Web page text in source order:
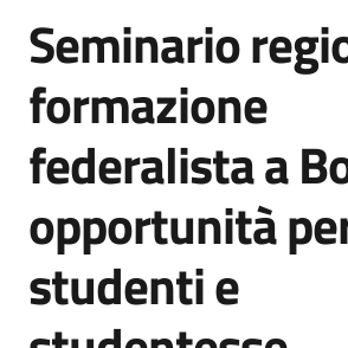
Servizi
Leggi,
atti
e
bandi
Piani,
programmi
e
Salta al contenuto
Seminario
formazione
federalista a
opportunità
studenti e